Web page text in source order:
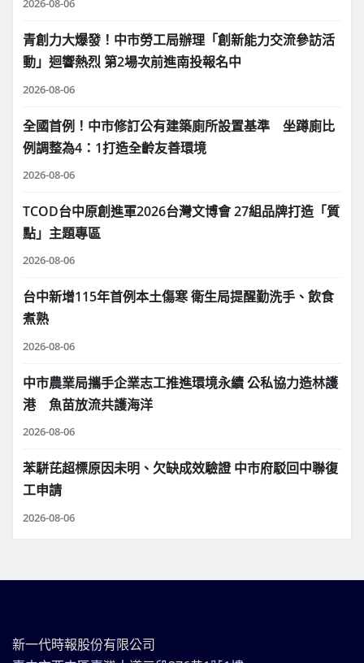
2026-08-06
青創力大爆發！中市勞工局辦理「創新能力交流參訪活
動」迴響熱烈 第2場次前進南投報名中
2026-08-06
全國首例！中市修訂公有建築廁所設置基準 坐蹲廁比
例調整為4：1打造全齡友善環境
2026-08-06
TCOD台中原創進軍2026台灣文博會 27組品牌打造「質
點」主題專區
2026-08-06
台中新增115年首例本土傷寒 衛生局提醒勤洗手、飲食
煮熟
2026-08-06
中市農業局攜手企業志工推進環境永續 公私協力造林護
港 魚苗放流共護海洋
2026-08-06
苯駢芘超標原因未明、欠缺成效驗證 中市府駁回中聯復
工申請
2026-08-06
新一代時報股份有限公司